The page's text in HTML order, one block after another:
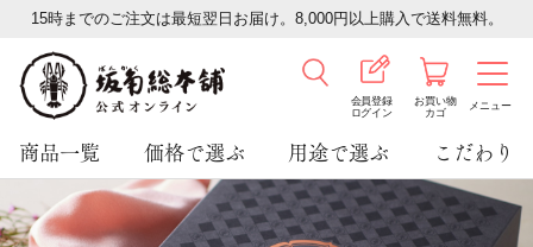
15時までのご注文は最短翌日お届け。8,000円以上購入で送料無料。
会員登録
ログイン
お買い物
カゴ
メニュー
商品一覧 価格で選ぶ 用途で選ぶ こだわり